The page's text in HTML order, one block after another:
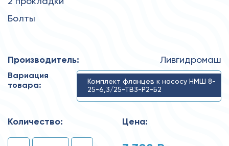
Болты
Производитель: Ливгидромаш
Вариация
товара:
Комплект фланцев к насосу НМШ 8-
25-6,3/25-ТВ3-Р2-Б2
Количество: Цена: